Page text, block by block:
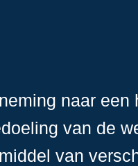
naar een
van de
van